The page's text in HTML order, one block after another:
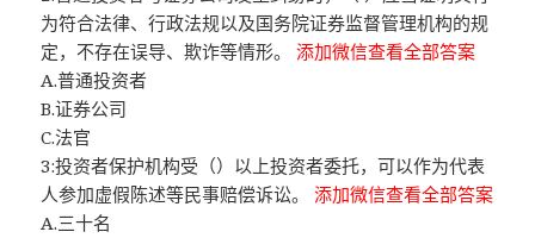
为符合法律、行政法规以及国务院证券监督管理机构的规
定，不存在误导、欺诈等情形。添加微信查看全部答案
A.普通投资者
B.证券公司
C.法官
3:投资者保护机构受（）以上投资者委托，可以作为代表
人参加虚假陈述等民事赔偿诉讼。添加微信查看全部答案
A.三十名